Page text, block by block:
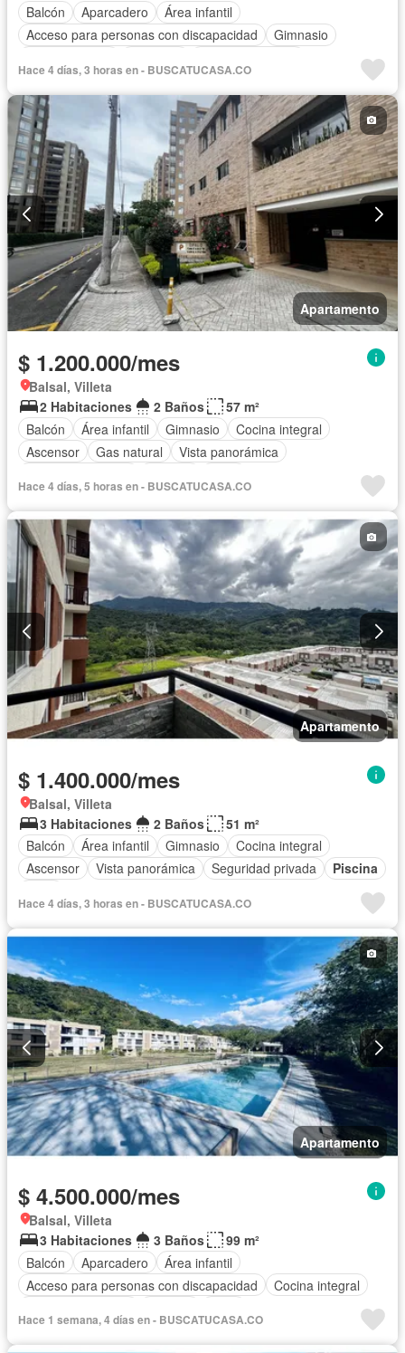
Balcón
Aparcadero
Área infantil
Acceso para personas con discapacidad
Gimnasio
Seguridad privada
Piscina Agua
Hace 4 días, 3 horas en - BUSCATUCASA.CO
Apartamento
$ 1.200.000/mes
Balsal, Villeta
2 Habitaciones
2 Baños
57 m²
Balcón
Área infantil Gimnasio
Cocina integral
Ascensor
Gas natural
Vista panorámica
Hace 4 días, 5 horas en - BUSCATUCASA.CO
Apartamento
$ 1.400.000/mes
Balsal, Villeta
3 Habitaciones
2 Baños
51 m²
Balcón
Área infantil Gimnasio
Cocina integral
Ascensor
Vista panorámica Seguridad privada
Piscina
Hace 4 días, 3 horas en - BUSCATUCASA.CO
Apartamento
$ 4.500.000/mes
Balsal, Villeta
3 Habitaciones
3 Baños
99 m²
Balcón
Aparcadero
Área infantil
Acceso para personas con discapacidad
Cocina integral
Hace 1 semana, 4 días en - BUSCATUCASA.CO